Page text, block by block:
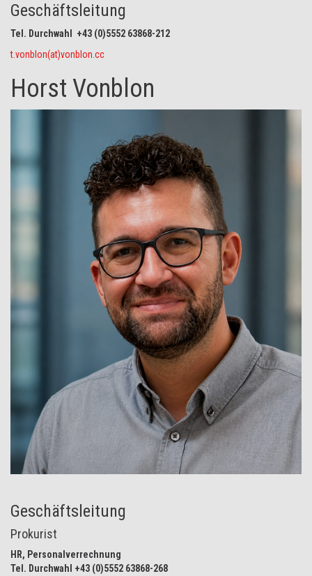
Geschäftsleitung
Tel. Durchwahl +43 (0)5552 63868-212
t.vonblon(at)vonblon.cc
Horst Vonblon
Geschäftsleitung
Prokurist
HR, Personalverrechnung
Tel. Durchwahl +43 (0)5552 63868-268